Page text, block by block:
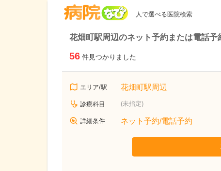
人で選べる医院検索
花畑町駅周辺のネット予約または電話予
56 件見つかりました
エリア/駅 花畑町駅周辺
診療科目 (未指定)
詳細条件 ネット予約/電話予約